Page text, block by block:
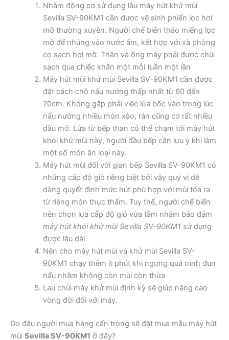
Nhằm động cơ sử dụng lâu máy hút khử mùi
Sevilla SV-90KM1 cần được vệ sinh phiến lọc hơi
mỡ thường xuyên. Người chế biến tháo miếng lọc
mỡ để nhúng vào nước ấm, kết hợp với xà phòng
cọ sạch hơi mỡ. Thân và ống máy phải được chùi
sạch qua chiếc khăn một mỗi tuần một lần
Máy hút mùi khử mùi Sevilla SV-90KM1 cần được
đặt cách chỗ nấu nướng thấp nhất từ 60 đến
70cm. Không gặp phải việc lửa bốc vào trong lúc
nấu nướng nhiều món xào, rán cũng có rất nhiều
dầu mỡ. Lửa từ bếp than có thể chạm tới máy hút
khói khử mùi này, người đầu bếp cần lưu ý khi làm
một số món ăn loại này.
Máy hút mùi đối với gian bếp Sevilla SV-90KM1 có
những cấp độ gió riêng biệt bởi vậy quý vị dễ
dàng quyết định mức hút phù hợp với mùi tỏa ra
từ riêng món thực thẩm. Tuy thế, người chế biến
nên chọn lựa cấp độ gió vừa tầm nhằm bảo đảm
máy hút khói khử mùi Sevilla SV-90KM1 sử dụng
được lâu dài
Nên cho máy hút mùi và khử mùi Sevilla SV-
90KM1 chạy thêm ít phút khi ngưng quá trình đun
nấu nhằm không còn mùi còn thừa
Lau chùi máy khử mùi định kỳ sẽ giúp nâng cao
vòng đời đối với máy.
Do đâu người mua hàng cẩn trọng sẽ đặt mua mẫu máy hút
mùi Sevilla SV-90KM1 ở đây?